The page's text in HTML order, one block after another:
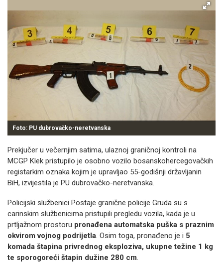
Foto: PU dubrovačko-neretvanska
Prekjučer u večernjim satima, ulaznoj graničnoj kontroli na
MCGP Klek pristupilo je osobno vozilo bosanskohercegovačkih
registarkim oznaka kojim je upravljao 55-godišnji državljanin
BiH, izvijestila je PU dubrovačko-neretvanska.
Policijski službenici Postaje granične policije Gruda su s
carinskim službenicima pristupili pregledu vozila, kada je u
prtljažnom prostoru pronađena automatska puška s praznim
okvirom vojnog podrijetla. Osim toga, pronađeno je i 5
komada štapina privrednog eksploziva, ukupne težine 1 kg
te sporogoreći štapin dužine 280 cm.